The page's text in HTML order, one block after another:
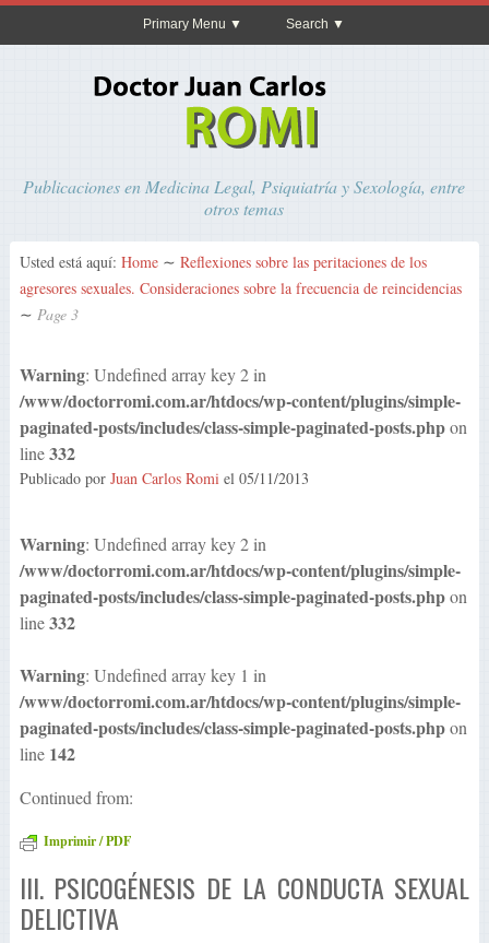
Primary Menu Search
Publicaciones en Medicina Legal, Psiquiatría y Sexología, entre
otros temas
Usted está aquí: Home ∼ Reflexiones sobre las peritaciones de los
agresores sexuales. Consideraciones sobre la frecuencia de reincidencias
∼ Page 3
Warning: Undefined array key 2 in
/www/doctorromi.com.ar/htdocs/wp-content/plugins/simple-
paginated-posts/includes/class-simple-paginated-posts.phpon
line332
Publicado por Juan Carlos Romiel 05/11/2013
Warning: Undefined array key 2 in
/www/doctorromi.com.ar/htdocs/wp-content/plugins/simple-
paginated-posts/includes/class-simple-paginated-posts.phpon
line332
Warning: Undefined array key 1 in
/www/doctorromi.com.ar/htdocs/wp-content/plugins/simple-
paginated-posts/includes/class-simple-paginated-posts.phpon
line 142
Continued from:
Imprimir / PDF
III. PSICOGÉNESIS DE LA CONDUCTA SEXUAL
DELICTIVA